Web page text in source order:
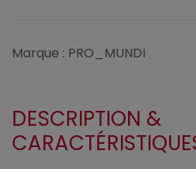
Marque : PRO_MUNDI
DESCRIPTION &